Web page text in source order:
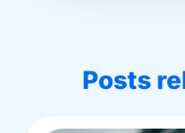
Posts